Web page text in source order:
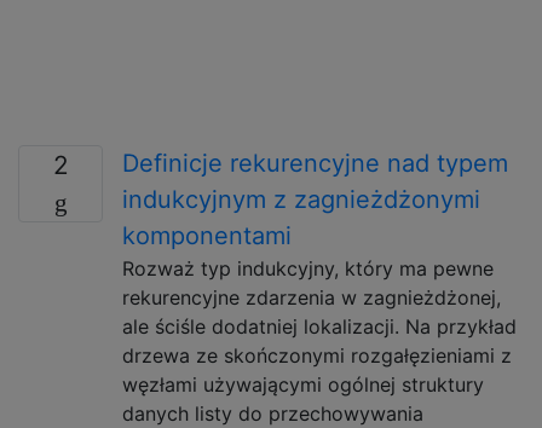
2
Definicje rekurencyjne nad typem
indukcyjnym z zagnieżdżonymi
komponentami
Rozważ typ indukcyjny, który ma pewne
rekurencyjne zdarzenia w zagnieżdżonej,
ale ściśle dodatniej lokalizacji. Na przykład
drzewa ze skończonymi rozgałęzieniami z
węzłami używającymi ogólnej struktury
danych listy do przechowywania